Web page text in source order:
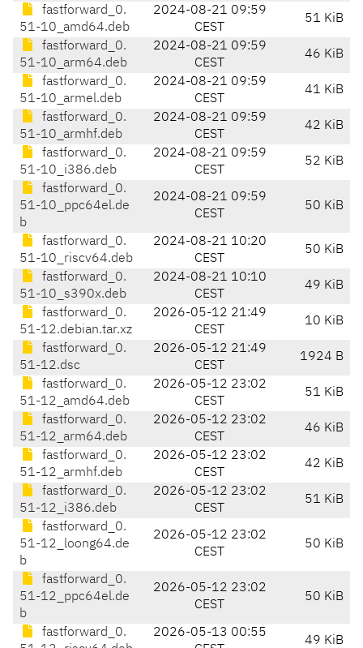
fastforward_0.
51-10_amd64.deb
2024-08-21 09:59
CEST
51 KiB
fastforward_0.
51-10_arm64.deb
2024-08-21 09:59
CEST
46 KiB
fastforward_0.
51-10_armel.deb
2024-08-21 09:59
CEST
41 KiB
fastforward_0.
51-10_armhf.deb
2024-08-21 09:59
CEST
42 KiB
fastforward_0.
51-10_i386.deb
2024-08-21 09:59
CEST
52 KiB
fastforward_0.
51-10_ppc64el.de
b
2024-08-21 09:59
CEST
50 KiB
fastforward_0.
51-10_riscv64.deb
2024-08-21 10:20
CEST
50 KiB
fastforward_0.
51-10_s390x.deb
2024-08-21 10:10
CEST
49 KiB
fastforward_0.
51-12.debian.tar.xz
2026-05-12 21:49
CEST
10 KiB
fastforward_0.
51-12.dsc
2026-05-12 21:49
CEST
1924 B
fastforward_0.
51-12_amd64.deb
2026-05-12 23:02
CEST
51 KiB
fastforward_0.
51-12_arm64.deb
2026-05-12 23:02
CEST
46 KiB
fastforward_0.
51-12_armhf.deb
2026-05-12 23:02
CEST
42 KiB
fastforward_0.
51-12_i386.deb
2026-05-12 23:02
CEST
51 KiB
fastforward_0.
51-12_loong64.de
b
2026-05-12 23:02
CEST
50 KiB
fastforward_0.
51-12_ppc64el.de
b
2026-05-12 23:02
CEST
50 KiB
fastforward_0.
2026-05-13 00:55
49 KiB